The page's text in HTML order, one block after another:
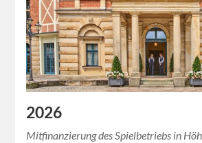
2026
Mitfinanzierung des Spielbetriebs in